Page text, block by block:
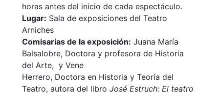
horas antes del inicio de cada espectáculo.
Lugar: Sala de exposiciones del Teatro
Arniches
Comisarias de la exposición: Juana María
Balsalobre, Doctora y profesora de Historia
del Arte, y Vene
Herrero, Doctora en Historia y Teoría del
Teatro, autora del libro José Estruch: El teatro